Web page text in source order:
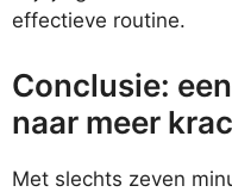
effectieve routine.
Conclusie:
naar meer
Met slechts zeven